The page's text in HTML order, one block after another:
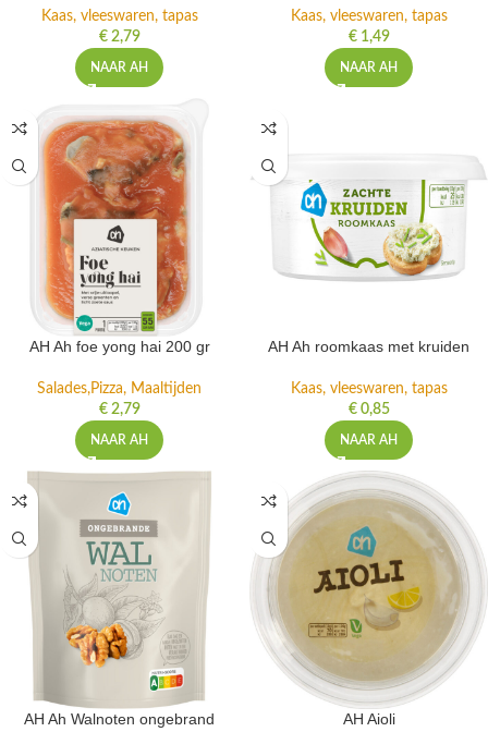
Kaas, vleeswaren, tapas
€2,79
NAAR AH
Kaas, vleeswaren, tapas
€1,49
NAAR AH
AH Ah foe yong hai 200 gr
Salades,Pizza, Maaltijden
€2,79
NAAR AH
AH Ah roomkaas met kruiden
Kaas, vleeswaren, tapas
€0,85
NAAR AH
AH Ah Walnoten ongebrand AH Aioli